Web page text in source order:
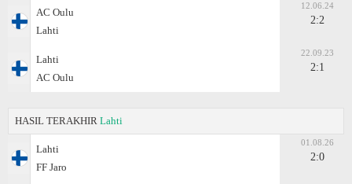
AC Oulu
Lahti
12.06.24
2:2
Lahti
AC Oulu
22.09.23
2:1
HASIL TERAKHIR Lahti
Lahti
FF Jaro
01.08.26
2:0